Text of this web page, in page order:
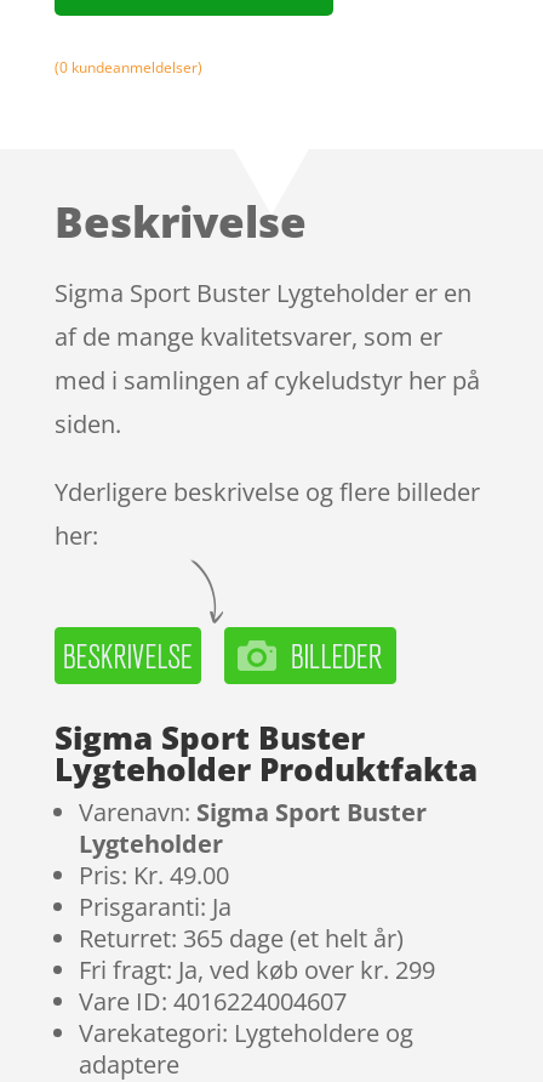
(0kundeanmeldelser)
Beskrivelse
Sigma Sport Buster Lygteholder er en
af de mange kvalitetsvarer, som er
med i samlingen af cykeludstyr her på
siden.
Yderligere beskrivelse og flere billeder
her:
Sigma Sport Buster
Lygteholder Produktfakta
Varenavn: Sigma Sport Buster
Lygteholder
Pris: Kr. 49.00
Prisgaranti: Ja
Returret: 365 dage (et helt år)
Fri fragt: Ja, ved køb over kr. 299
Vare ID: 4016224004607
Varekategori: Lygteholdere og
adaptere